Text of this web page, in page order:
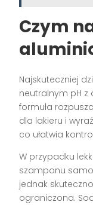
Czym
Najskuteczniej
neutralnym pH
formuła
dla lakieru i
co ułatwia
W przypadku
szamponu
jednak
ograniczona.